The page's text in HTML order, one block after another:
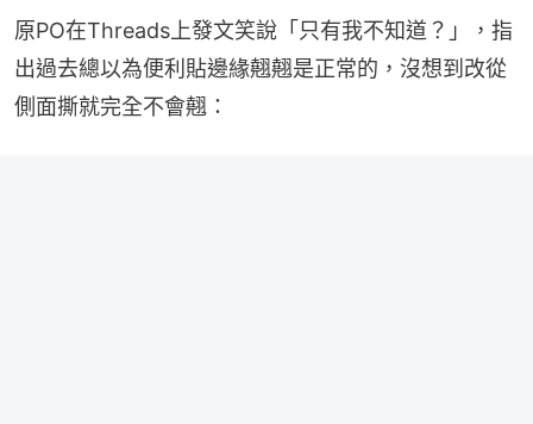
原PO在Threads上發文笑說「只有我不知道？」，指
出過去總以為便利貼邊緣翹翹是正常的，沒想到改從
側面撕就完全不會翹：